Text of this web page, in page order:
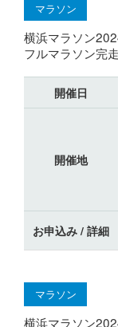
マラソン
横浜マラソン
フルマラソン完
開催日
開催地
お申込み / 詳細
マラソン
横浜マラソン